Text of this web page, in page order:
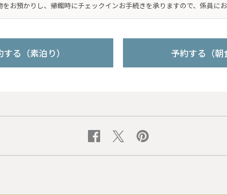
お預かりし、帰館時にチェックインお手続きを承りますので、係員に
する（素泊り） 予約する（朝